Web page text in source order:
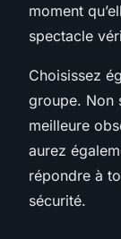
moment
spectacle
Choisissez
groupe. Non
meilleure
aurez
répondre à
sécurité.